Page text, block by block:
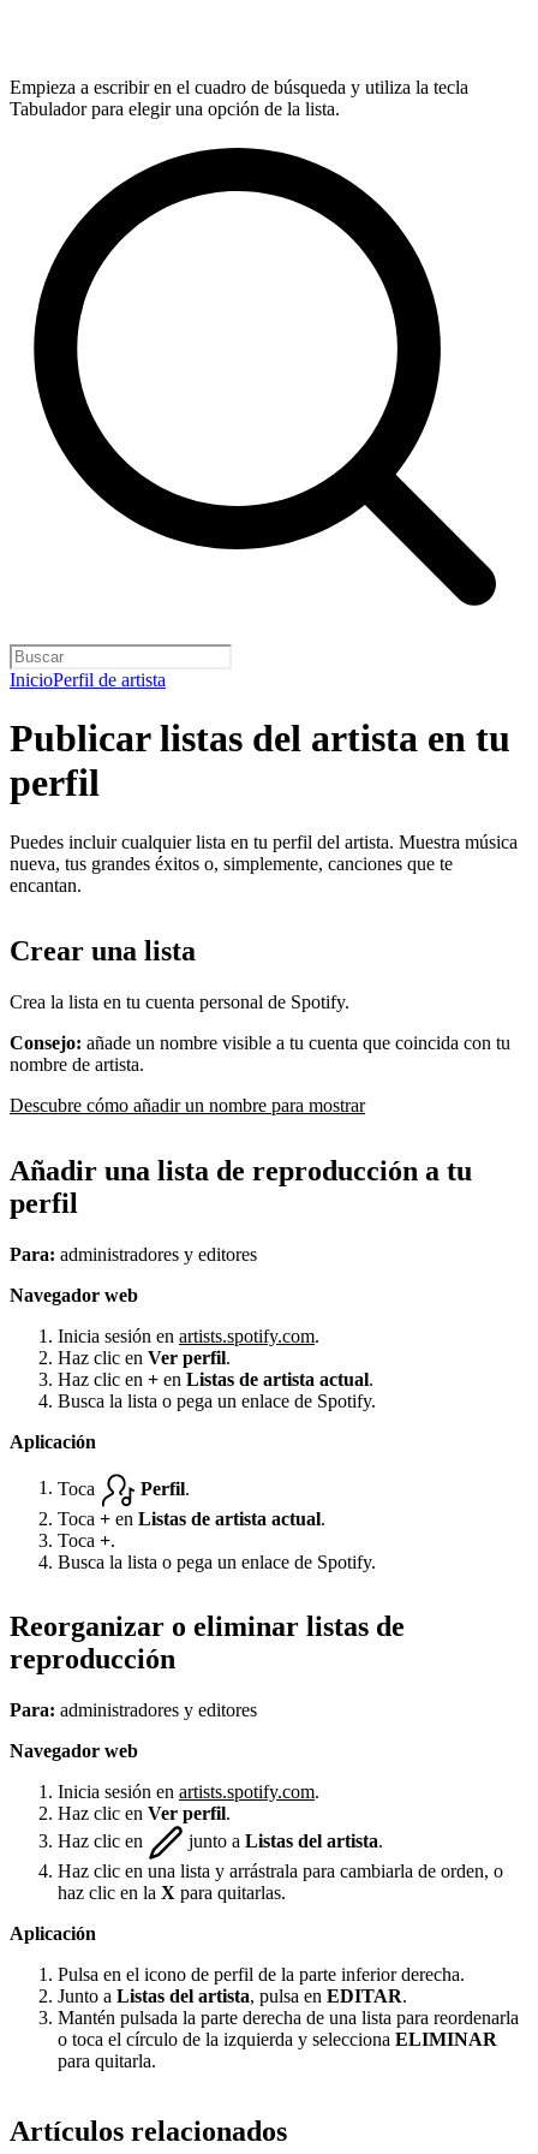
Empieza a escribir en el cuadro de búsqueda y utiliza la tecla
Tabulador para elegir una opción de la lista.
InicioPerfil de artista
Publicar listas del artista en tu
perfil
Puedes incluir cualquier lista en tu perfil del artista. Muestra música
nueva, tus grandes éxitos o, simplemente, canciones que te
encantan.
Crear una lista
Crea la lista en tu cuenta personal de Spotify.
Consejo: añade un nombre visible a tu cuenta que coincida con tu
nombre de artista.
Descubre cómo añadir un nombre para mostrar
Añadir una lista de reproducción a tu
perfil
Para: administradores y editores
Navegador web
Inicia sesión en artists.spotify.com.
Haz clic en Ver perfil.
Haz clic en + en Listas de artista actual.
Busca la lista o pega un enlace de Spotify.
Aplicación
Toca Perfil
Toca + en Listas de artista actual.
Toca +.
Busca la lista o pega un enlace de Spotify.
Reorganizar o eliminar listas de
reproducción
Para: administradores y editores
Navegador web
Inicia sesión en artists.spotify.com.
Haz clic en Ver perfil.
Haz clic en
junto a Listas del artista.
Haz clic en una lista y arrástrala para cambiarla de orden, o
haz clic en la X para quitarlas.
Aplicación
Pulsa en el icono de perfil de la parte inferior derecha.
Junto a Listas del artista, pulsa en EDITAR.
Mantén pulsada la parte derecha de una lista para reordenarla
o toca el círculo de la izquierda y selecciona ELIMINAR
para quitarla.
Artículos relacionados